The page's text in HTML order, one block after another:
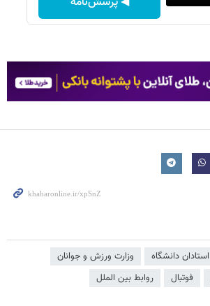
استادان دانشگاه
وزارت ورزش و جوانان
فوتبال روابط بین الملل